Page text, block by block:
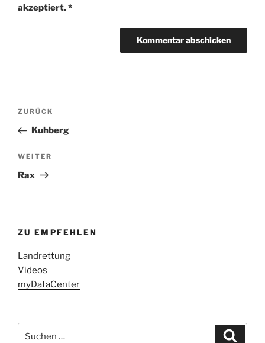
akzeptiert.*
Beitragsnavigation
Vorheriger
Beitrag
ZURÜCK
Kuhberg
Nächster
Beitrag
WEITER
Rax
ZU EMPFEHLEN
Landrettung
Videos
myDataCenter